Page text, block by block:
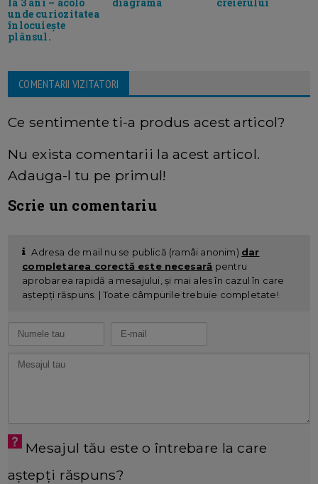
unde curiozitatea
înlocuiește
plânsul.
COMENTARII VIZITATORI
Ce sentimente ti-a produs acest articol?
Nu exista comentarii la acest articol.
Adauga-l tu pe primul!
Scrie un comentariu
Adresa de mail nu se publică (ramâi anonim) dar
completarea corectă este necesară pentru
aprobarea rapidă a mesajului, și mai ales în cazul în care
aștepți răspuns. | Toate câmpurile trebuie completate!
Mesajul tău este o întrebare la care
aștepți răspuns?